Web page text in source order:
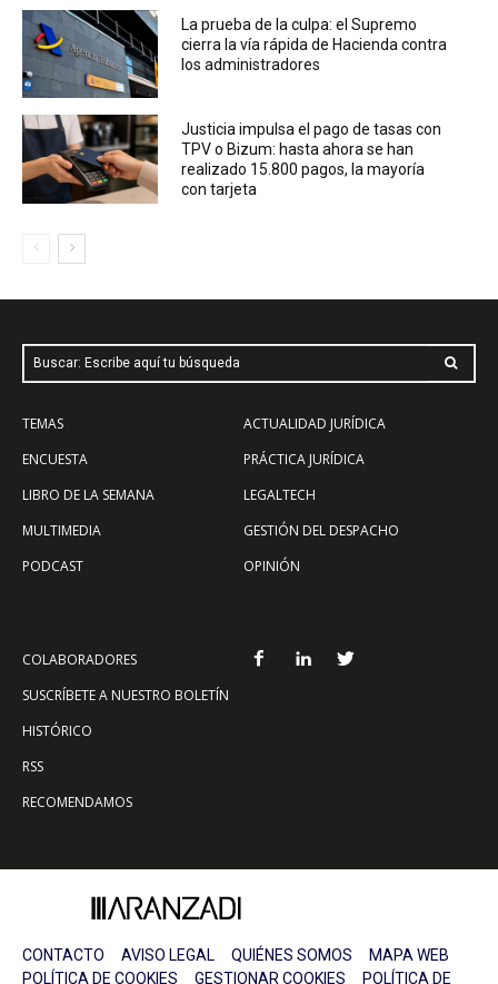
La prueba de la culpa: el Supremo
cierra la vía rápida de Hacienda contra
los administradores
Justicia impulsa el pago de tasas con
TPV o Bizum: hasta ahora se han
realizado 15.800 pagos, la mayoría
con tarjeta
Buscar: Escribe aquí tu búsqueda
TEMAS
ENCUESTA
LIBRO DE LA SEMANA
MULTIMEDIA
PODCAST
ACTUALIDAD JURÍDICA
PRÁCTICA JURÍDICA
LEGALTECH
GESTIÓN DEL DESPACHO
OPINIÓN
COLABORADORES
SUSCRÍBETE A NUESTRO BOLETÍN
HISTÓRICO
RSS
RECOMENDAMOS
CONTACTO AVISO LEGAL QUIÉNES SOMOS
MAPA WEB
POLÍTICA DE COOKIES
GESTIONAR COOKIES POLÍTICA DE